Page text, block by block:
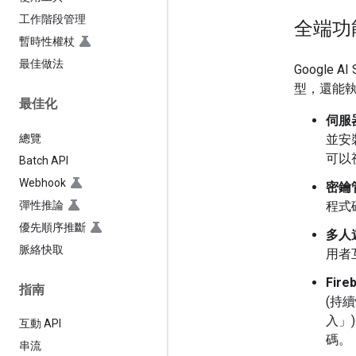
工作階段管理
暫時性權杖
最佳做法
最佳化
總覽
Batch API
Webhook
彈性推論
優先順序推斷
脈絡快取
指南
互動 API
串流
全端功
Google AI
型，還能
伺服
並安
可以
密鑰
程式
多人
用者
(持
入」
碼。